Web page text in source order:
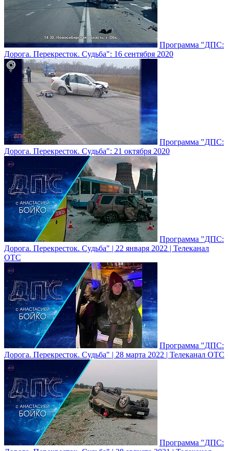
Программа "ДПС:
Дорога. Перекресток. Судьба": 16 сентября 2020
Программа "ДПС:
Дорога. Перекресток. Судьба": 21 октября 2020
Программа "ДПС:
Дорога. Перекресток. Судьба" | 22 января 2022 | Телеканал
ОТС
Программа "ДПС:
Дорога. Перекресток. Судьба" | 28 марта 2022 | Телеканал ОТС
Программа "ДПС: